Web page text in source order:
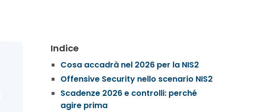
Indice
Cosa accadrà nel 2026 per la NIS2
Offensive Security nello scenario NIS2
Scadenze 2026 e controlli: perché
agire prima